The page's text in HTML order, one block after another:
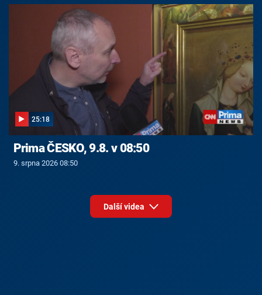
25:18
Prima ČESKO, 9.8. v 08:50
9. srpna 2026 08:50
Další videa